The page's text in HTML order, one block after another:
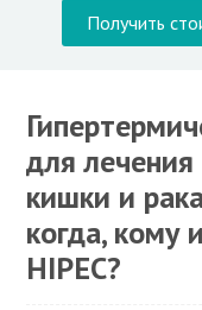
Получить
для
кишки и
когда, кому
HIPEC?